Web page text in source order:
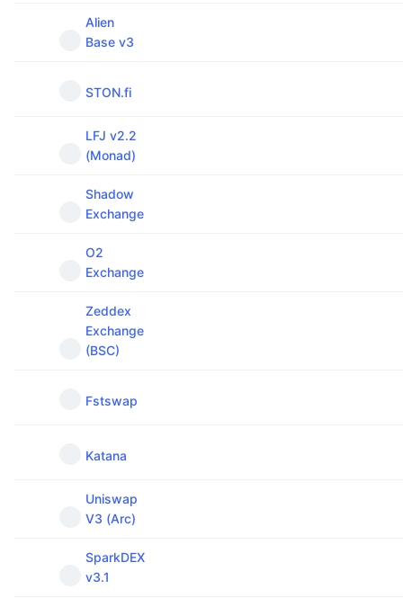
Alien
Base v3
STON.fi
LFJ v2.2
(Monad)
Shadow
Exchange
O2
Exchange
Zeddex
Exchange
(BSC)
Fstswap
Katana
Uniswap
V3 (Arc)
SparkDEX
v3.1